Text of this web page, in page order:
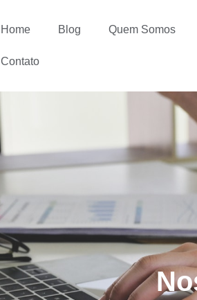
Home Blog Quem Somos
Contato